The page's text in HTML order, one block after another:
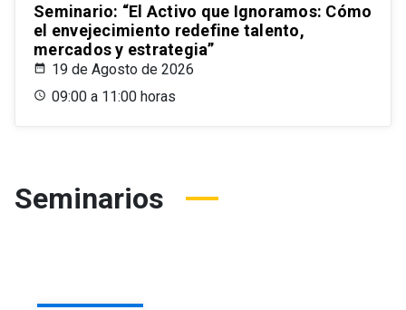
Seminario: “El Activo que Ignoramos: Cómo
el envejecimiento redefine talento,
mercados y estrategia”
19 de Agosto de 2026
09:00 a 11:00 horas
Seminarios